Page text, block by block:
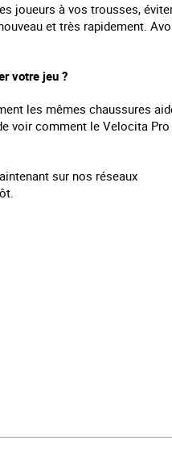
joueurs à vos trousses,
et très rapidement.
votre jeu ?
les mêmes chaussures
voir comment le Velocita Pro
sur nos réseaux